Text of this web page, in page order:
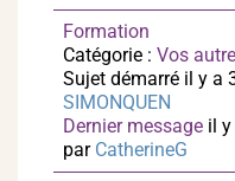
Formation
Catégorie : Vos
Sujet démarré il y a
SIMONQUEN
Dernier message il
par CatherineG